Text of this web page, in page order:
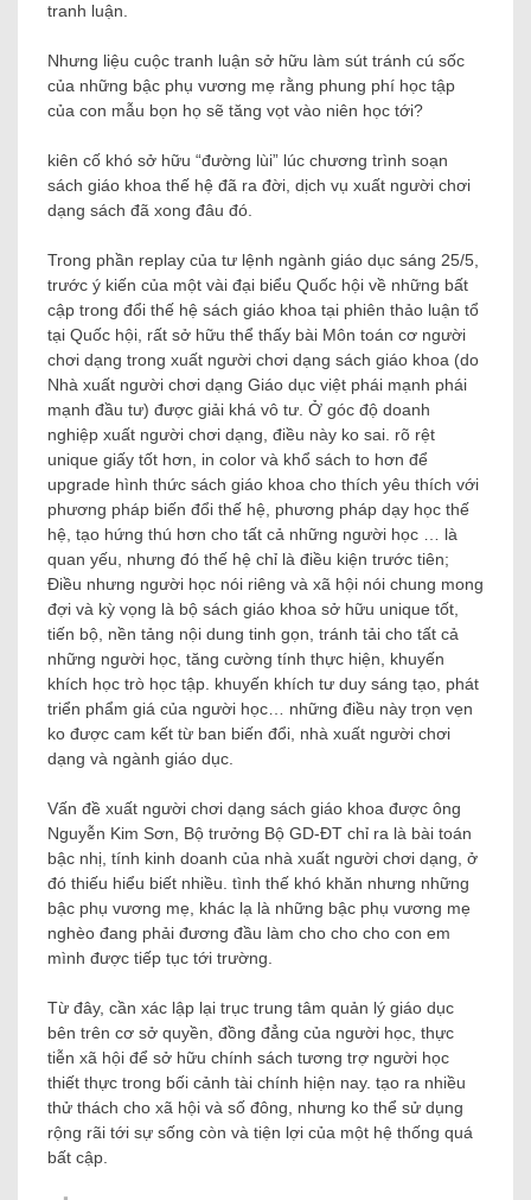
tranh luận.
Nhưng liệu cuộc tranh luận sở hữu làm sút tránh cú sốc
của những bậc phụ vương mẹ rằng phung phí học tập
của con mẫu bọn họ sẽ tăng vọt vào niên học tới?
kiên cố khó sở hữu “đường lùi” lúc chương trình soạn
sách giáo khoa thế hệ đã ra đời, dịch vụ xuất người chơi
dạng sách đã xong đâu đó.
Trong phần replay của tư lệnh ngành giáo dục sáng 25/5,
trước ý kiến ​​của một vài đại biểu Quốc hội về những bất
cập trong đổi thế hệ sách giáo khoa tại phiên thảo luận tổ
tại Quốc hội, rất sở hữu thể thấy bài Môn toán cơ người
chơi dạng trong xuất người chơi dạng sách giáo khoa (do
Nhà xuất người chơi dạng Giáo dục việt phái mạnh phái
mạnh đầu tư) được giải khá vô tư. Ở góc độ doanh
nghiệp xuất người chơi dạng, điều này ko sai. rõ rệt
unique giấy tốt hơn, in color và khổ sách to hơn để
upgrade hình thức sách giáo khoa cho thích yêu thích với
phương pháp biến đổi thế hệ, phương pháp dạy học thế
hệ, tạo hứng thú hơn cho tất cả những người học … là
quan yếu, nhưng đó thế hệ chỉ là điều kiện trước tiên;
Điều nhưng người học nói riêng và xã hội nói chung mong
đợi và kỳ vọng là bộ sách giáo khoa sở hữu unique tốt,
tiến bộ, nền tảng nội dung tinh gọn, tránh tải cho tất cả
những người học, tăng cường tính thực hiện, khuyến
khích học trò học tập. khuyến khích tư duy sáng tạo, phát
triển phẩm giá của người học… những điều này trọn vẹn
ko được cam kết từ ban biến đổi, nhà xuất người chơi
dạng và ngành giáo dục.
Vấn đề xuất người chơi dạng sách giáo khoa được ông
Nguyễn Kim Sơn, Bộ trưởng Bộ GD-ĐT chỉ ra là bài toán
bậc nhị, tính kinh doanh của nhà xuất người chơi dạng, ở
đó thiếu hiểu biết nhiều. tình thế khó khăn nhưng những
bậc phụ vương mẹ, khác lạ là những bậc phụ vương mẹ
nghèo đang phải đương đầu làm cho cho cho con em
mình được tiếp tục tới trường.
Từ đây, cần xác lập lại trục trung tâm quản lý giáo dục
bên trên cơ sở quyền, đồng đẳng của người học, thực
tiễn xã hội để sở hữu chính sách tương trợ người học
thiết thực trong bối cảnh tài chính hiện nay. tạo ra nhiều
thử thách cho xã hội và số đông, nhưng ko thể sử dụng
rộng rãi tới sự sống còn và tiện lợi của một hệ thống quá
bất cập.